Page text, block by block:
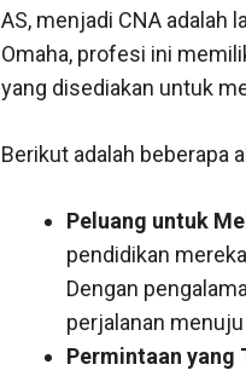
AS, menjadi CNA adalah
Omaha, profesi ini
yang disediakan untuk
Berikut adalah beberapa
Peluang untuk
pendidikan
Dengan
perjalanan
Permintaan yang